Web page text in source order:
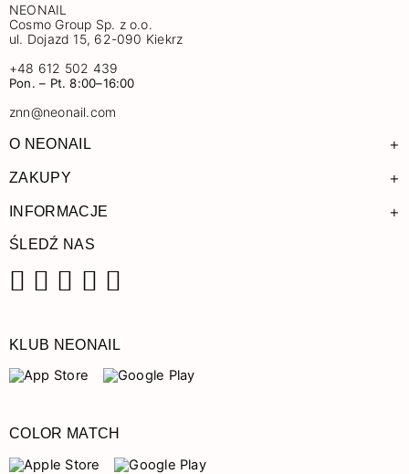
NEONAIL
Cosmo Group Sp. z o.o.
ul. Dojazd 15, 62-090 Kiekrz
+48 612 502 439
Pon. – Pt. 8:00–16:00
znn@neonail.com
O NEONAIL +
ZAKUPY +
INFORMACJE +
ŚLEDŹ NAS
KLUB NEONAIL
COLOR MATCH